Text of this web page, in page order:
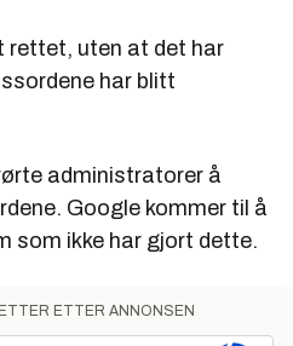
rettet, uten at det har
har blitt
administratorer å
Google kommer til å
som ikke har gjort dette.
ETTER ANNONSEN